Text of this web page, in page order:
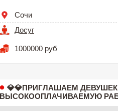
Сочи
Досуг
1000000 руб
💎💎ПРИГЛАШАЕМ
ВЫСОКООПЛАЧИВАЕМУЮ